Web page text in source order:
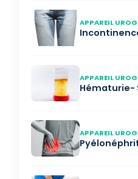
APPAREIL
APPAREIL
Hématurie-
APPAREIL